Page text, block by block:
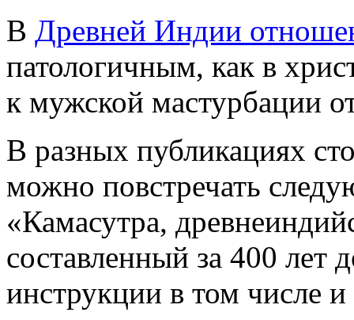
В Древней Индии
патологичным, как в
к мужской мастурбации
В разных публикациях
можно повстречать
«Камасутра,
составленный за 400 лет
инструкции в том числе